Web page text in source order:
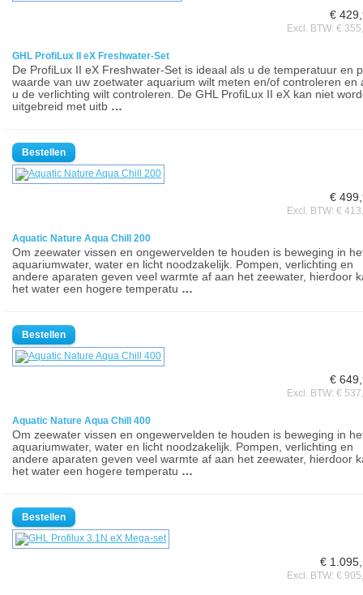
€
Excl. BTW: €
GHL ProfiLux II eX Freshwater-Set
De ProfiLux II eX Freshwater-Set is ideaal als u de temperatuur en
waarde van uw zoetwater aquarium wilt meten en/of controleren en
u de verlichting wilt controleren. De GHL ProfiLux II eX kan niet
uitgebreid met uitb …
€
Excl. BTW: €
Aquatic Nature Aqua Chill 200
Om zeewater vissen en ongewervelden te houden is beweging in
aquariumwater, water en licht noodzakelijk. Pompen, verlichting en
andere aparaten geven veel warmte af aan het zeewater, hierdoor
het water een hogere temperatu …
€
Excl. BTW: €
Aquatic Nature Aqua Chill 400
Om zeewater vissen en ongewervelden te houden is beweging in
aquariumwater, water en licht noodzakelijk. Pompen, verlichting en
andere aparaten geven veel warmte af aan het zeewater, hierdoor
het water een hogere temperatu …
€
Excl. BTW: €